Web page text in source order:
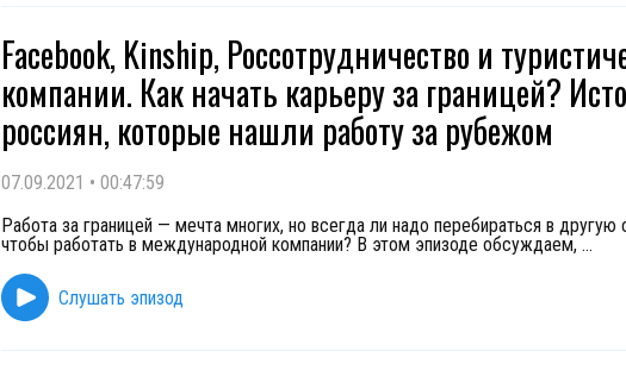
Facebook, Kinship, Россотрудничество и
компании. Как начать карьеру за границей?
россиян, которые нашли работу за рубежом
07.09.2021 • 00:47:59
Работа за границей — мечта многих, но всегда ли надо перебираться в другую
чтобы работать в международной компании? В этом эпизоде обсуждаем, ...
Слушать эпизод